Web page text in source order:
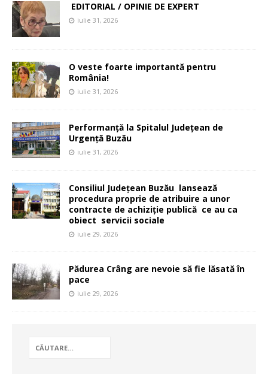
EDITORIAL / OPINIE DE EXPERT
iulie 31, 2026
O veste foarte importantă pentru
România!
iulie 31, 2026
Performanță la Spitalul Județean de
Urgență Buzău
iulie 31, 2026
Consiliul Județean Buzău lansează
procedura proprie de atribuire a unor
contracte de achiziție publică ce au ca
obiect servicii sociale
iulie 29, 2026
Pădurea Crâng are nevoie să fie lăsată în
pace
iulie 29, 2026